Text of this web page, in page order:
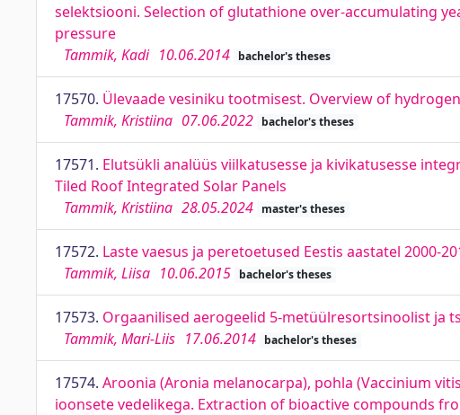
selektsiooni. Selection of glutathione over-accumulating
pressure
Tammik, Kadi 10.06.2014 bachelor's theses
17570. Ülevaade vesiniku tootmisest. Overview of
Tammik, Kristiina 07.06.2022 bachelor's theses
17571. Elutsükli analüüs viilkatusesse ja kivikatusesse
Tiled Roof Integrated Solar Panels
Tammik, Kristiina 28.05.2024 master's theses
17572. Laste vaesus ja peretoetused Eestis aastatel 2000-
Tammik, Liisa 10.06.2015 bachelor's theses
17573. Orgaanilised aerogeelid 5-metüülresortsinoolist ja
Tammik, Mari-Liis 17.06.2014 bachelor's theses
17574. Aroonia (Aronia melanocarpa), pohla (Vaccinium
ioonsete vedelikega. Extraction of bioactive compounds